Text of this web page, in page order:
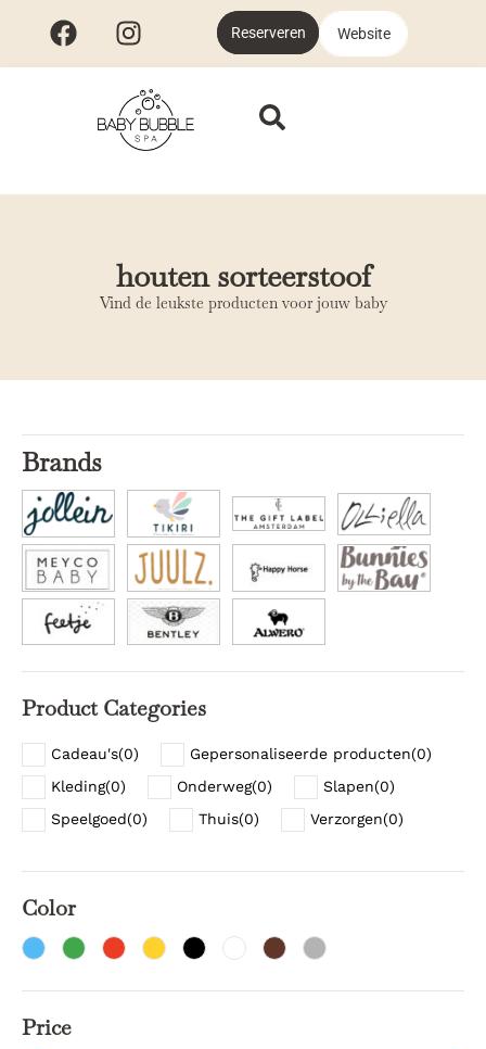
Reserveren Website
houten sorteerstoof
Vind de leukste producten voor jouw baby
Brands
Product Categories
Cadeau's(0) Gepersonaliseerde producten(0)
Kleding(0) Onderweg(0) Slapen(0)
Speelgoed(0) Thuis(0) Verzorgen(0)
Color
Price